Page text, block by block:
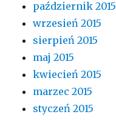
październik 2015
wrzesień 2015
sierpień 2015
maj 2015
kwiecień 2015
marzec 2015
styczeń 2015